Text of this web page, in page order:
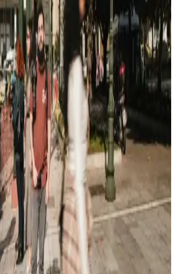
Temel Özellikleri ve Çok
işlemci gücü, geniş RAM ve çeşitli
farklı kullanım alanlarına hitap eder,
modellerle öne çıkar.
Modelleri ve Güncel Teknik
Bilgi
telefon modelleri ve teknik özellikleri
Uygun fiyatlı ve temel kullanım
Casper, yeni modelleriyle ilgili gelişmeleri
ve Monster HUMA H4
Özellikler ve Performans
modeli Casper Nirvana S100 ve
detaylı özellikleri ve performans